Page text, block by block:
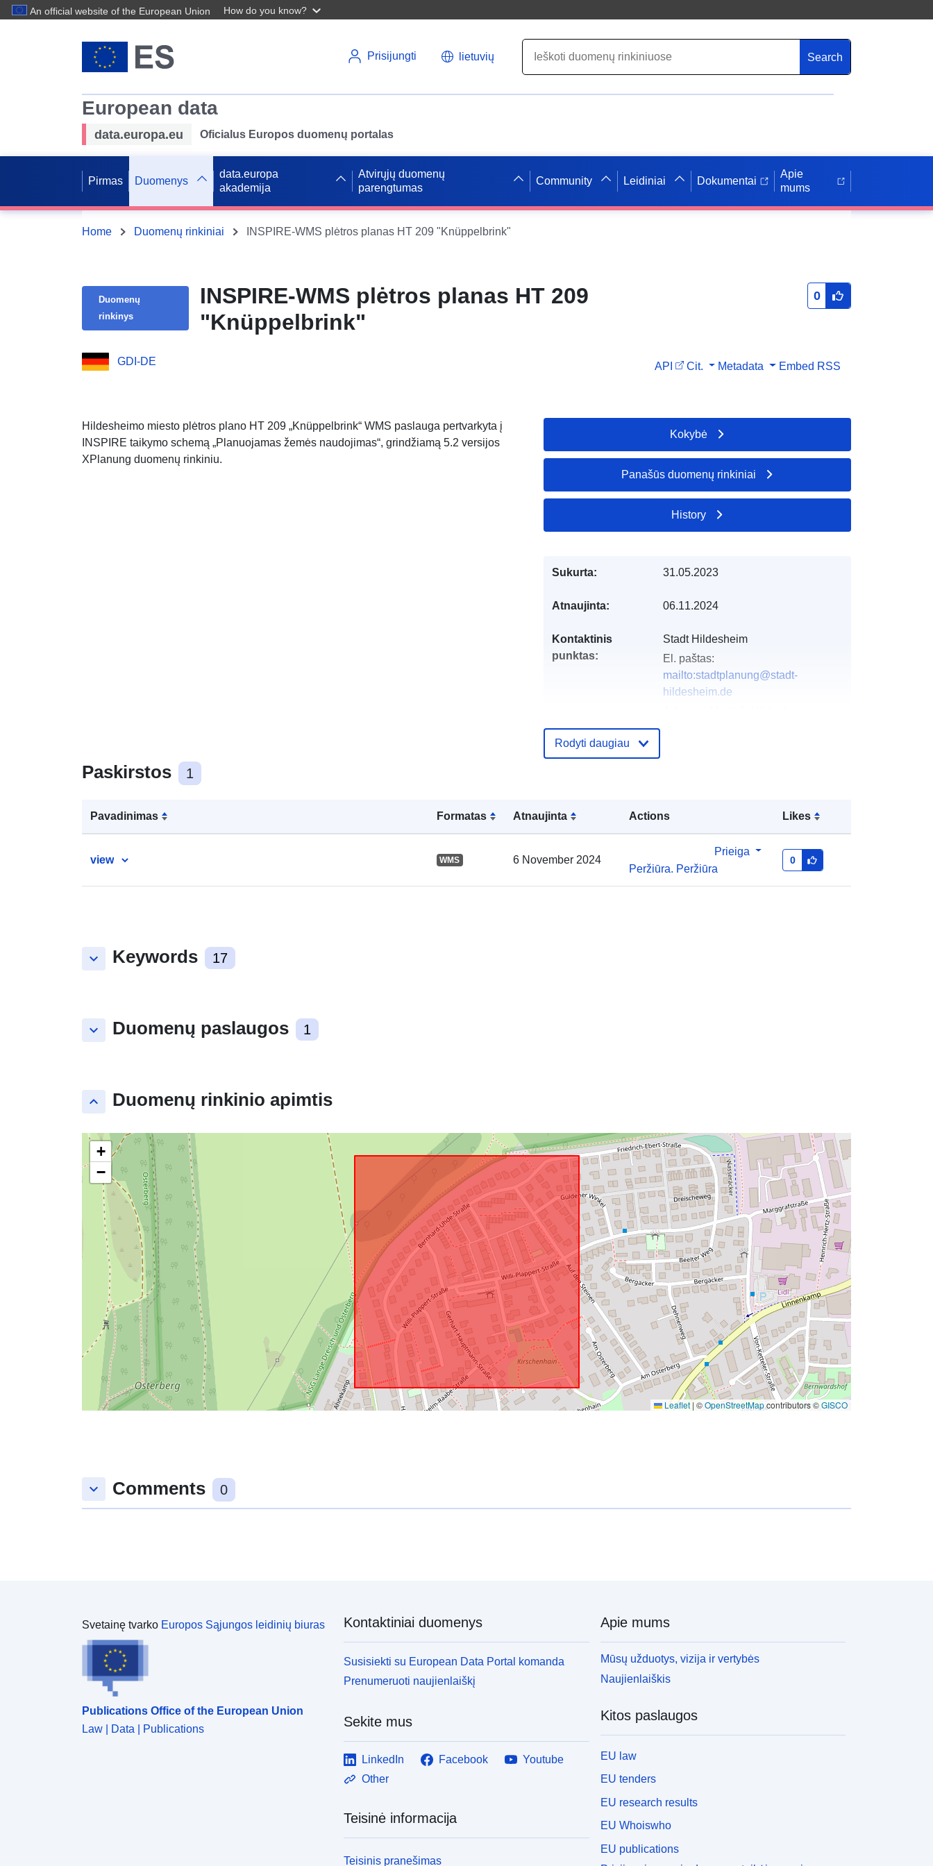
An official website of the European Union How do you know?
Prisijungti lietuvių Search
European data
data.europa.eu Oficialus Europos duomenų portalas
Pirmas Duomenys
data.europa
akademija
Atvirųjų duomenų
parengtumas
Community Leidiniai Dokumentai
Apie
mums
Home Duomenų rinkiniai INSPIRE-WMS plėtros planas HT 209 "Knüppelbrink"
Duomenų
rinkinys
INSPIRE-WMS plėtros planas HT 209
"Knüppelbrink"
0
GDI-DE API Cit. Metadata Embed RSS
Hildesheimo miesto plėtros plano HT 209 „Knüppelbrink“ WMS paslauga pertvarkyta į
INSPIRE taikymo schemą „Planuojamas žemės naudojimas“, grindžiamą 5.2 versijos
XPlanung duomenų rinkiniu.
Paskirstos 1
Pavadinimas Formatas Atnaujinta Actions Likes
view WMS 6 November 2024
Prieiga
Peržiūra. Peržiūra
0
keyboard_arrow_down Keywords 17
keyboard_arrow_down Duomenų paslaugos 1
keyboard_arrow_up Duomenų rinkinio apimtis
+
−
Leaflet | ©OpenStreetMapcontributors ©GISCO
Kokybė
Panašūs duomenų rinkiniai
History
Sukurta: 31.05.2023
Atnaujinta: 06.11.2024
Kontaktinis
punktas:
Stadt Hildesheim
El. paštas:
mailto:stadtplanung@stadt-
hildesheim.de
2026
Atnaujinta informacija apie duomenis.europa.eu:
25 July 2026
Erdviniai
Koordinatės: [ [ 9.9021345,
Rodyti daugiau
keyboard_arrow_down Comments 0
Svetainę tvarko Europos Sąjungos leidinių biuras
Publications Office of the European Union
Law | Data | Publications
Kontaktiniai duomenys
Susisiekti su European Data Portal komanda
Prenumeruoti naujienlaiškį
Sekite mus
LinkedIn Facebook
Youtube
Other
Teisinė informacija
Teisinis pranešimas
Apie mums
Mūsų užduotys, vizija ir vertybės
Naujienlaiškis
Kitos paslaugos
EU law
EU tenders
EU research results
EU Whoiswho
EU publications